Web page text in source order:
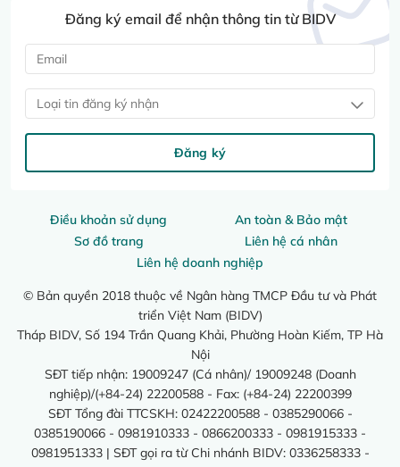
Điều khoản sử dụng
An toàn & Bảo mật
Sơ đồ trang
Liên hệ cá nhân
Liên hệ doanh nghiệp
© Bản quyền 2018 thuộc về Ngân hàng TMCP Đầu tư và Phát
triển Việt Nam (BIDV)
Tháp BIDV, Số 194 Trần Quang Khải, Phường Hoàn Kiếm, TP Hà
Nội
SĐT tiếp nhận: 19009247 (Cá nhân)/ 19009248 (Doanh
nghiệp)/(+84-24) 22200588 - Fax: (+84-24) 22200399
SĐT Tổng đài TTCSKH: 02422200588 - 0385290066 -
0385190066 - 0981910333 - 0866200333 - 0981915333 -
0981951333 | SĐT gọi ra từ Chi nhánh BIDV: 0336258333 -
Đăng ký email để nhận thông tin từ BIDV
Loại tin đăng ký nhận
Đăng ký